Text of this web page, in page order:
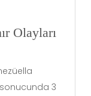
Olayları
sonucunda 3